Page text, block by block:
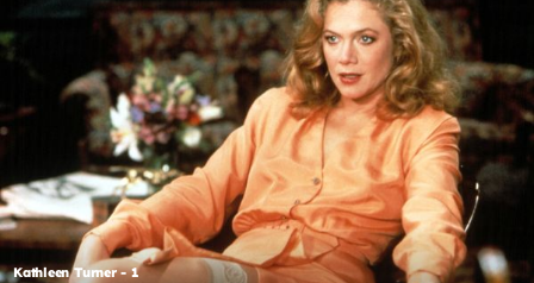
Kathleen Turner - 1